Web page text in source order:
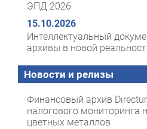
ЭПД 2026
15.10.2026
Интеллектуальный
архивы в новой
Новости и релизы
Финансовый архив
налогового мониторинга
цветных металлов